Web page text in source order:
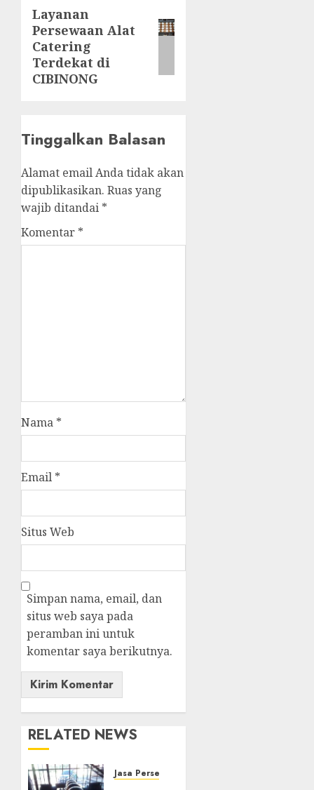
Next
post:
Layanan
Persewaan Alat
Catering
Terdekat di
CIBINONG
Tinggalkan Balasan
Alamat email Anda tidak akan
dipublikasikan. Ruas yang
wajib ditandai *
Komentar *
Nama *
Email *
Situs Web
Simpan nama, email, dan
situs web saya pada
peramban ini untuk
komentar saya berikutnya.
RELATED NEWS
Jasa Persewaan Alat Catering